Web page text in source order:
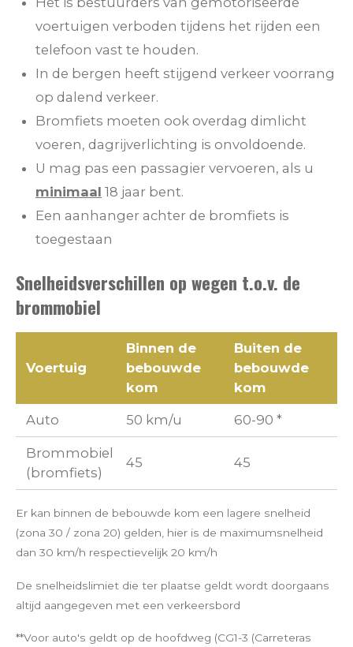
voertuigen verboden tijdens het rijden een
telefoon vast te houden.
In de bergen heeft stijgend verkeer voorrang
op dalend verkeer.
Bromfiets moeten ook overdag dimlicht
voeren, dagrijverlichting is onvoldoende.
U mag pas een passagier vervoeren, als u
minimaal 18 jaar bent.
Een aanhanger achter de bromfiets is
toegestaan
Snelheidsverschillen op wegen t.o.v. de
brommobiel
Voertuig
Binnen de
bebouwde
kom
Buiten de
bebouwde
kom
Auto 50 km/u 60-90 *
Brommobiel
(bromfiets)
45 45
Er kan binnen de bebouwde kom een lagere snelheid
(zona 30 / zona 20) gelden, hier is de maximumsnelheid
dan 30 km/h respectievelijk 20 km/h
De snelheidslimiet die ter plaatse geldt wordt doorgaans
altijd aangegeven met een verkeersbord
**Voor auto's geldt op de hoofdweg (CG1-3 (Carreteras